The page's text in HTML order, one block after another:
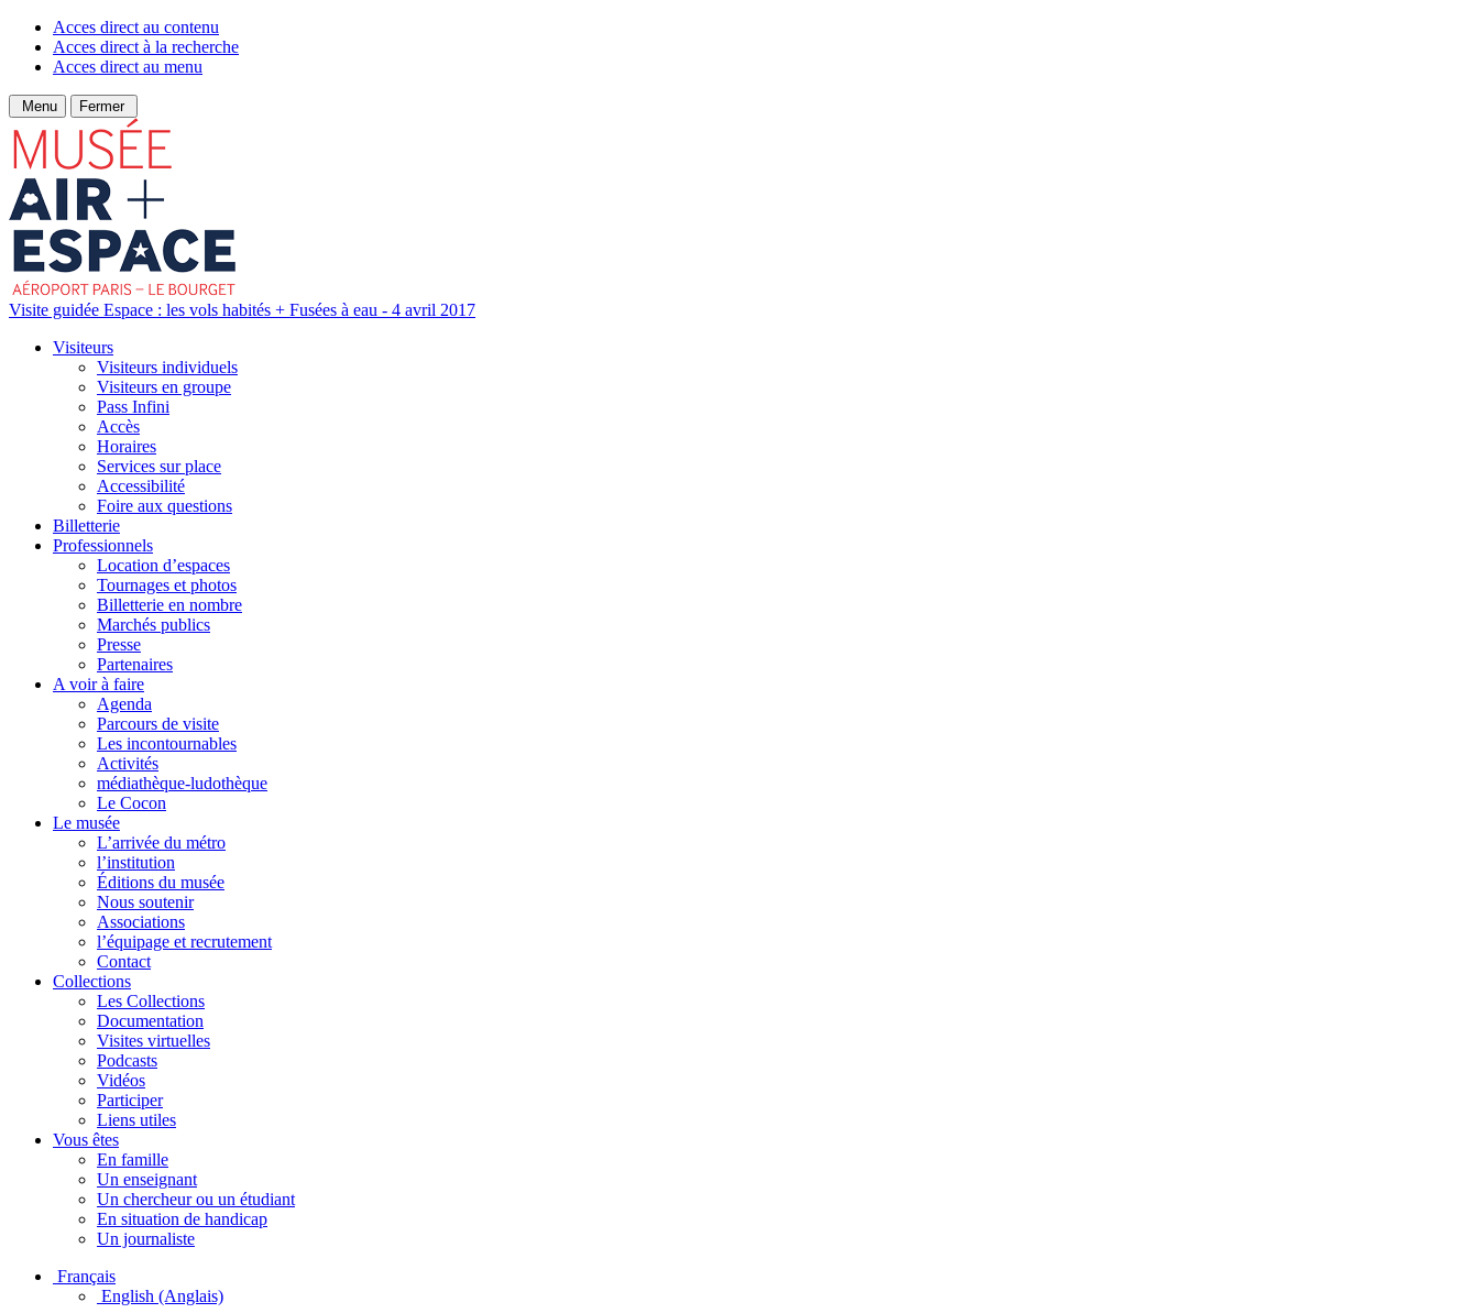
Acces direct au contenu
Acces direct à la recherche
Acces direct au menu
Menu Fermer
Visite guidée Espace : les vols habités + Fusées à eau - 4 avril 2017
Visiteurs
Visiteurs individuels
Visiteurs en groupe
Pass Infini
Accès
Horaires
Services sur place
Accessibilité
Foire aux questions
Billetterie
Professionnels
Location d’espaces
Tournages et photos
Billetterie en nombre
Marchés publics
Presse
Partenaires
A voir à faire
Agenda
Parcours de visite
Les incontournables
Activités
médiathèque-ludothèque
Le Cocon
Le musée
L’arrivée du métro
l’institution
Éditions du musée
Nous soutenir
Associations
l’équipage et recrutement
Contact
Collections
Les Collections
Documentation
Visites virtuelles
Podcasts
Vidéos
Participer
Liens utiles
Vous êtes
En famille
Un enseignant
Un chercheur ou un étudiant
En situation de handicap
Un journaliste
Français
English (Anglais)